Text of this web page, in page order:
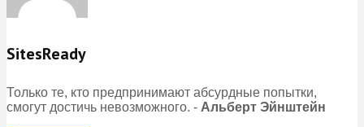
SitesReady
Только те, кто предпринимают абсурдные попытки,
смогут достичь невозможного. - Альберт Эйнштейн